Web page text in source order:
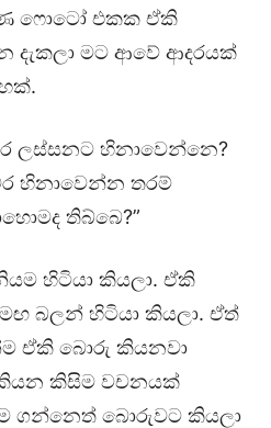
ෆොටෝ එකක ඒකි
දැකලා මට ආවේ ආදරයක්
ලස්සනට හිනාවෙන්නෙ?
හිනාවෙන්න තරම්
තිබ්බෙ?”
හිටියා කියලා. ඒකි
බලන් හිටියා කියලා. ඒත්
ඒකි බොරු කියනවා
කියන කිසිම වචනයක්
ගන්නෙත් බොරුවට කියලා